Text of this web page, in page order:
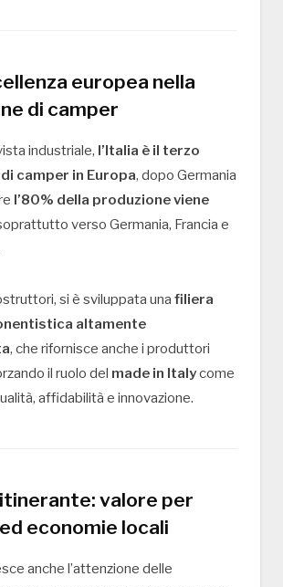
europea nella
di camper
industriale, l’Italia è il terzo
camper in Europa, dopo Germania
l’80% della produzione viene
verso Germania, Francia e
si è sviluppata una filiera
altamente
, che rifornisce anche i produttori
il ruolo del made in Italycome
affidabilità e innovazione.
valore per
economie locali
anche l’attenzione delle